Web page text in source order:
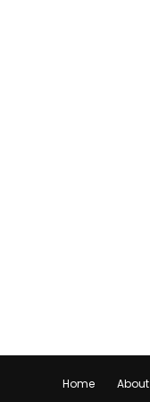
Home About